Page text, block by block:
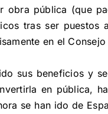
pública (que
tras ser
en el
sus beneficios y
en pública,
se han ido de